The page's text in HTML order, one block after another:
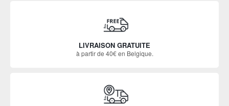
LIVRAISON GRATUITE
à partir de 40€ en Belgique.